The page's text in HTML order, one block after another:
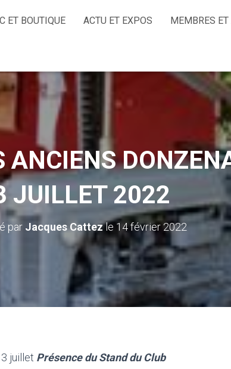
ET BOUTIQUE ACTU ET EXPOS MEMBRES
ANCIENS
JUILLET 2022
par Jacques Cattezle 14 février 2022
juillet Présence du Stand du Club